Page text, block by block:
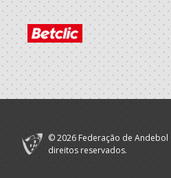
2020/21
A.A. Braga
Associação
Cultural de
Vermoim
Associação
2019/20
© 2026 Federação de
direitos reservados.